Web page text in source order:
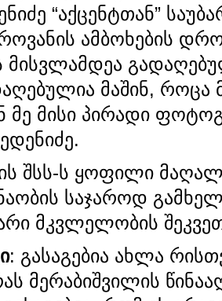
“აქცენტთან”
ამბოხების
მისვლამდეა
მაშინ, როცა
მე მისი პირადი
შსს-ს ყოფილი
საჯაროდ
მკვლელობის
: გასაგებია ახლა
მერაბიშვილის